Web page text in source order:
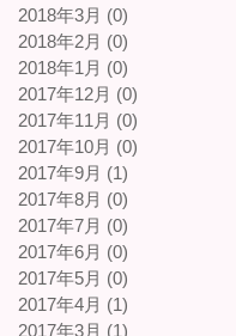
2018年3月 (0)
2018年2月 (0)
2018年1月 (0)
2017年12月 (0)
2017年11月 (0)
2017年10月 (0)
2017年9月 (1)
2017年8月 (0)
2017年7月 (0)
2017年6月 (0)
2017年5月 (0)
2017年4月 (1)
2017年3月 (1)